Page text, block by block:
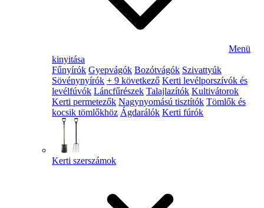
Menü
kinyitása
Fűnyírók Gyepvágók Bozótvágók Szivattyúk
Sövénynyírók + 9 következő Kerti levélporszívók és
levélfúvók Láncfűrészek Talajlazítók Kultivátorok
Kerti permetezők Nagynyomású tisztítók Tömlők és
kocsik tömlőkhöz Ágdarálók Kerti fúrók
Kerti szerszámok